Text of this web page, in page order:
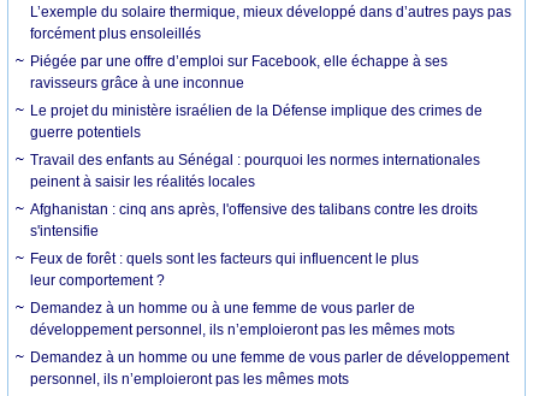
L’exemple du solaire thermique, mieux développé dans d’autres pays pas
forcément plus ensoleillés
Piégée par une offre d’emploi sur Facebook, elle échappe à ses
ravisseurs grâce à une inconnue
Le projet du ministère israélien de la Défense implique des crimes de
guerre potentiels
Travail des enfants au Sénégal : pourquoi les normes internationales
peinent à saisir les réalités locales
Afghanistan : cinq ans après, l'offensive des talibans contre les droits
s'intensifie
Feux de forêt : quels sont les facteurs qui influencent le plus
leur comportement ?
Demandez à un homme ou à une femme de vous parler de
développement personnel, ils n’emploieront pas les mêmes mots
Demandez à un homme ou une femme de vous parler de développement
personnel, ils n’emploieront pas les mêmes mots